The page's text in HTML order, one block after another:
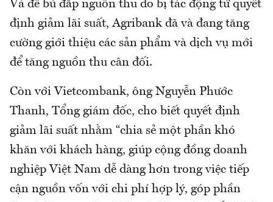
Và để bù đắp nguồn thu do bị tác động từ quyết
định giảm lãi suất, Agribank đã và đang tăng
cường giới thiệu các sản phẩm và dịch vụ mới
để tăng nguồn thu cân đối.
Còn với Vietcombank, ông Nguyễn Phước
Thanh, Tổng giám đốc, cho biết quyết định
giảm lãi suất nhằm “chia sẻ một phần khó
khăn với khách hàng, giúp cộng đồng doanh
nghiệp Việt Nam dễ dàng hơn trong việc tiếp
cận nguồn vốn với chi phí hợp lý, góp phần